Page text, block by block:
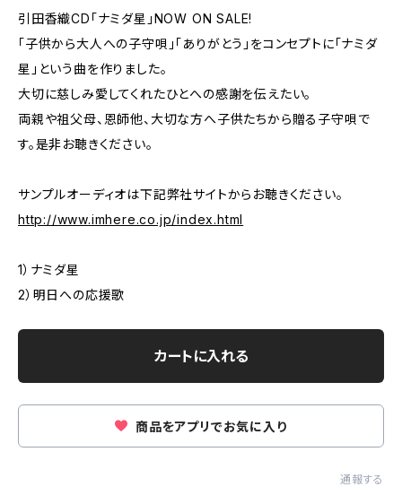
引田香織CD「ナミダ星」NOW ON SALE!
「子供から大人への子守唄」「ありがとう」をコンセプトに「ナミダ
星」という曲を作りました。
大切に慈しみ愛してくれたひとへの感謝を伝えたい。
両親や祖父母、恩師他、大切な方へ子供たちから贈る子守唄で
す。是非お聴きください。
サンプルオーディオは下記弊社サイトからお聴きください。
http://www.imhere.co.jp/index.html
1）ナミダ星
2）明日への応援歌
カートに入れる
商品をアプリでお気に入り
通報する